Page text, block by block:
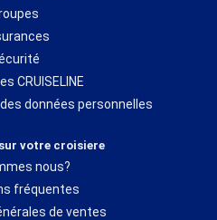
CRUISELINE
données personnelles
votre croisiere
nous?
fréquentes
de ventes